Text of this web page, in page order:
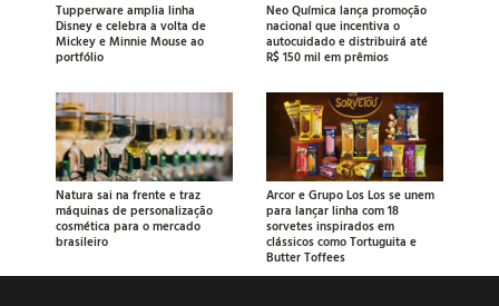
Tupperware amplia linha
Disney e celebra a volta de
Mickey e Minnie Mouse ao
portfólio
Neo Química lança promoção
nacional que incentiva o
autocuidado e distribuirá até
R$ 150 mil em prêmios
Natura sai na frente e traz
máquinas de personalização
cosmética para o mercado
brasileiro
Arcor e Grupo Los Los se unem
para lançar linha com 18
sorvetes inspirados em
clássicos como Tortuguita e
Butter Toffees